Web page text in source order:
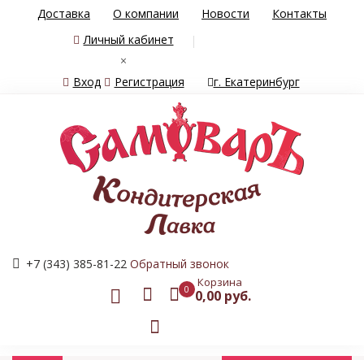
Доставка О компании Новости
Контакты
Личный кабинет
×
Вход
Регистрация г. Екатеринбург
+7 (343) 385-81-22 Обратный звонок
0 Корзина
0,00 руб.